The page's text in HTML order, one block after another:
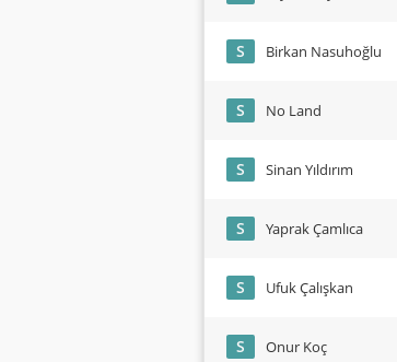
S Birkan Nasuhoğlu
S No Land
S Sinan Yıldırım
S Yaprak Çamlıca
S Ufuk Çalışkan
S Onur Koç